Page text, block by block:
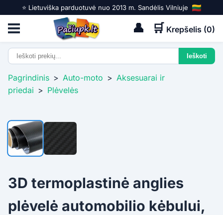
⭐️ Lietuviška parduotuvė nuo 2013 m. Sandėlis Vilniuje
👤 🛒 Krepšelis (0)
Pagrindinis > Auto-moto > Aksesuarai ir
priedai > Plėvelės
3D termoplastinė anglies
plėvelė automobilio kėbului,